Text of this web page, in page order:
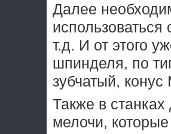
Далее
использоваться
т.д. И от этого
шпинделя, по
зубчатый,
Также в
мелочи,